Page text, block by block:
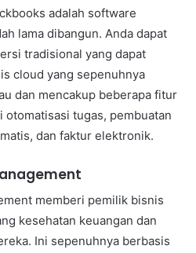
adalah software
lama dibangun. Anda dapat
tradisional yang dapat
cloud yang sepenuhnya
dan mencakup beberapa fitur
tugas, pembuatan
dan faktur elektronik.
memberi pemilik bisnis
kesehatan keuangan dan
Ini sepenuhnya berbasis